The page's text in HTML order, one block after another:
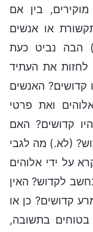
בין אם
או אנשים
הבה נביט כעת
לחזות את העתיד
קדושים? האנשים
ואת פרטי
קדושים? האם
(לא.) מה לגבי
על ידי אלוהים
לקדוש? האין
קדושים? כן או
בתשובה,